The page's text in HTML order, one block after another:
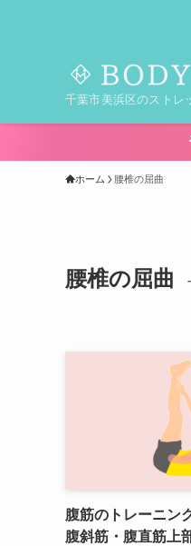
千葉市美浜区のストレ
千葉県キャッ
ホーム 腰椎の屈曲
腰椎の屈曲
腹筋のトレーニン
腹斜筋・腹直筋上